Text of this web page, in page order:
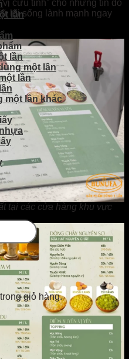
lần
lần
một lần
lần
một lần khác
giỏ hàng.
cứu tinh” cho những tín đồ
lối sống lành mạnh ngay
tại các cửa hàng khu vực